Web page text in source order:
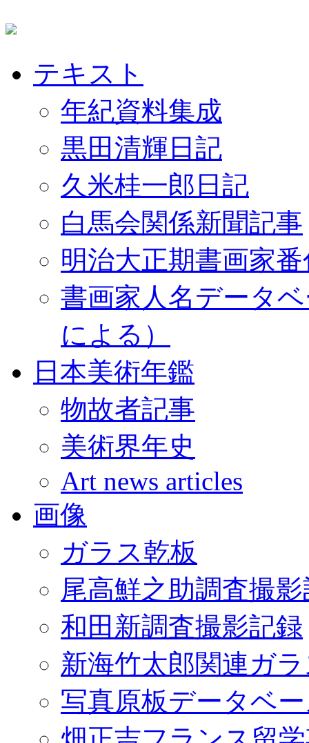
テキスト
年紀資料集成
黒田清輝日記
久米桂一郎日記
白馬会関係新聞記事
明治大正期書画家
書画家人名データ
による）
日本美術年鑑
物故者記事
美術界年史
Art news articles
画像
ガラス乾板
尾高鮮之助調査撮
和田新調査撮影記録
新海竹太郎関連ガ
写真原板データベ